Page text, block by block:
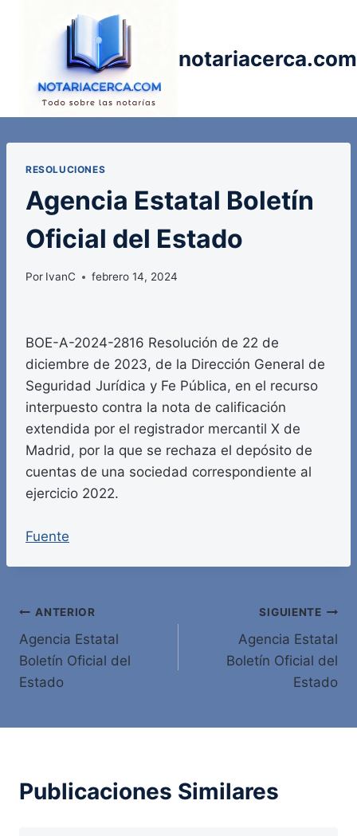
notariacerca.com
RESOLUCIONES
Agencia Estatal Boletín
Oficial del Estado
Por IvanC febrero 14, 2024
BOE-A-2024-2816 Resolución de 22 de
diciembre de 2023, de la Dirección General de
Seguridad Jurídica y Fe Pública, en el recurso
interpuesto contra la nota de calificación
extendida por el registrador mercantil X de
Madrid, por la que se rechaza el depósito de
cuentas de una sociedad correspondiente al
ejercicio 2022.
Fuente
Navegación
de
entradas
ANTERIOR
Agencia Estatal
Boletín Oficial del
Estado
SIGUIENTE
Agencia Estatal
Boletín Oficial del
Estado
Publicaciones Similares